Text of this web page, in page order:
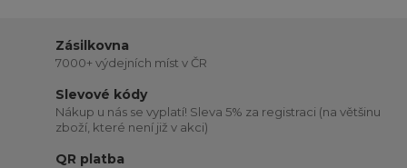
Zásilkovna
7000+ výdejních míst v ČR
Slevové kódy
Nákup u nás se vyplatí! Sleva 5% za registraci (na většinu
zboží, které není již v akci)
QR platba